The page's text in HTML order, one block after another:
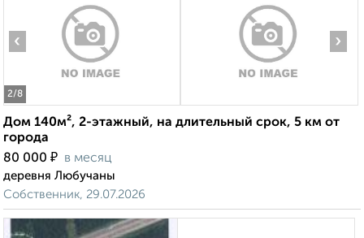
2/8
‹ ›
Дом 140м², 2-этажный, на длительный срок, 5 км от
города
80 000 ₽ в месяц
деревня Любучаны
Собственник, 29.07.2026